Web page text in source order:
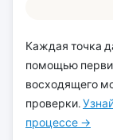
Каждая точка
помощью
восходящего
проверки.
процессе →